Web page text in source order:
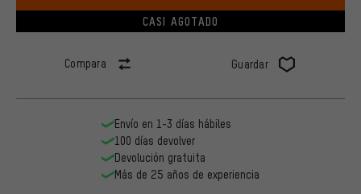
CASI AGOTADO
Compara Guardar
Envío en 1-3 días hábiles
100 días devolver
Devolución gratuita
Más de 25 años de experiencia